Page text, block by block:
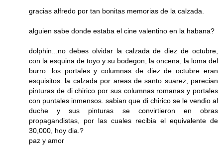
gracias alfredo por tan bonitas memorias de la calzada.
alguien sabe donde estaba el cine valentino en la habana?
dolphin...no debes olvidar la calzada de diez de octubre,
con la esquina de toyo y su bodegon, la oncena, la loma del
burro. los portales y columnas de diez de octubre eran
esquisitos. la calzada por areas de santo suarez, parecian
pinturas de di chirico por sus columnas romanas y portales
con puntales inmensos. sabian que di chirico se le vendio al
duche y sus pinturas se convirtieron en obras
propagandistas, por las cuales recibia el equivalente de
30,000, hoy dia.?
paz y amor